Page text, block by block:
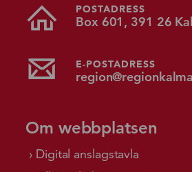
POSTADRESS
Box 601, 391 26
E-POSTADRESS
Om webbplatsen
Digital anslagstavla